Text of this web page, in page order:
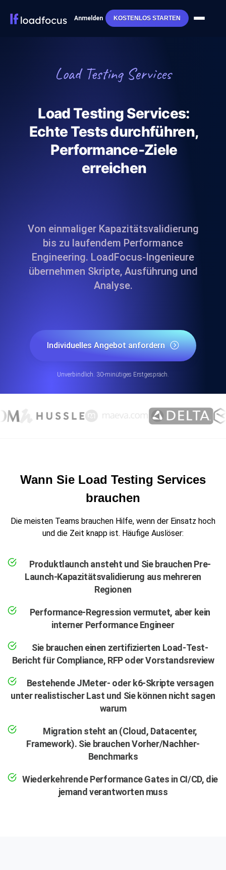
Anmelden KOSTENLOS STARTEN
Load Testing Services
Load Testing Services:
Echte Tests durchführen,
Performance-Ziele
erreichen
Von einmaliger Kapazitätsvalidierung
bis zu laufendem Performance
Engineering. LoadFocus-Ingenieure
übernehmen Skripte, Ausführung und
Analyse.
Individuelles Angebot anfordern
Unverbindlich. 30-minütiges Erstgespräch.
Wann Sie Load Testing Services
brauchen
Die meisten Teams brauchen Hilfe, wenn der Einsatz hoch
und die Zeit knapp ist. Häufige Auslöser:
Produktlaunch ansteht und Sie brauchen Pre-
Launch-Kapazitätsvalidierung aus mehreren
Regionen
Performance-Regression vermutet, aber kein
interner Performance Engineer
Sie brauchen einen zertifizierten Load-Test-
Bericht für Compliance, RFP oder Vorstandsreview
Bestehende JMeter- oder k6-Skripte versagen
unter realistischer Last und Sie können nicht sagen
warum
Migration steht an (Cloud, Datacenter,
Framework). Sie brauchen Vorher/Nachher-
Benchmarks
Wiederkehrende Performance Gates in CI/CD, die
jemand verantworten muss